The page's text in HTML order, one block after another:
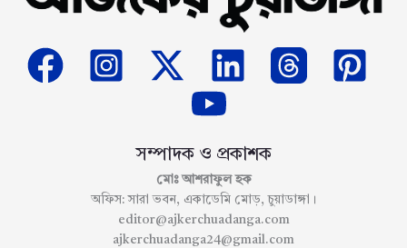
সম্পাদক ও প্রকাশক
মোঃ আশরাফুল হক
অফিস: সারা ভবন, একাডেমি মোড়, চুয়াডাঙ্গা।
editor@ajkerchuadanga.com
ajkerchuadanga24@gmail.com